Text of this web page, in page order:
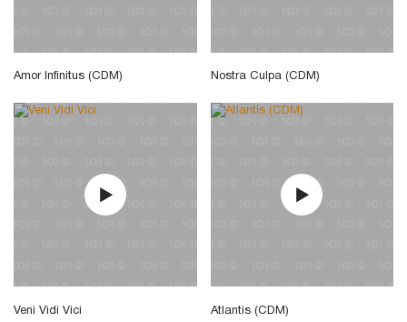
Amor Infinitus (CDM) Nostra Culpa (CDM)
Veni Vidi Vici Atlantis (CDM)